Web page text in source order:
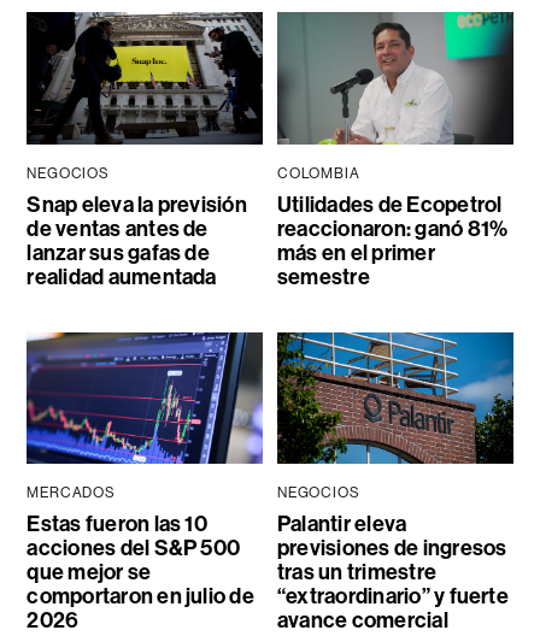
NEGOCIOS
Snap eleva la previsión
de ventas antes de
lanzar sus gafas de
realidad aumentada
COLOMBIA
Utilidades de Ecopetrol
reaccionaron: ganó 81%
más en el primer
semestre
MERCADOS
Estas fueron las 10
acciones del S&P 500
que mejor se
comportaron en julio de
2026
NEGOCIOS
Palantir eleva
previsiones de ingresos
tras un trimestre
“extraordinario” y fuerte
avance comercial